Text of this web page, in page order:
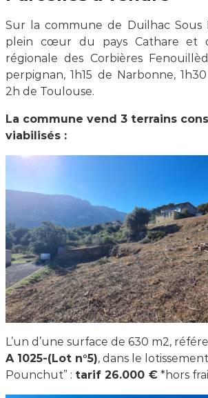
Duilhac sous Peyrepertuse
Sur la commune de Duilhac Sous
plein cœur du pays Cathare et
régionale des Corbières
perpignan, 1h15 de Narbonne,
2h de Toulouse.
La commune vend 3 terrains
viabilisés :
L’un d’une surface de 630 m2,
A 1025-(Lot n°5), dans le
Pounchut” : tarif 26.000 € *hors